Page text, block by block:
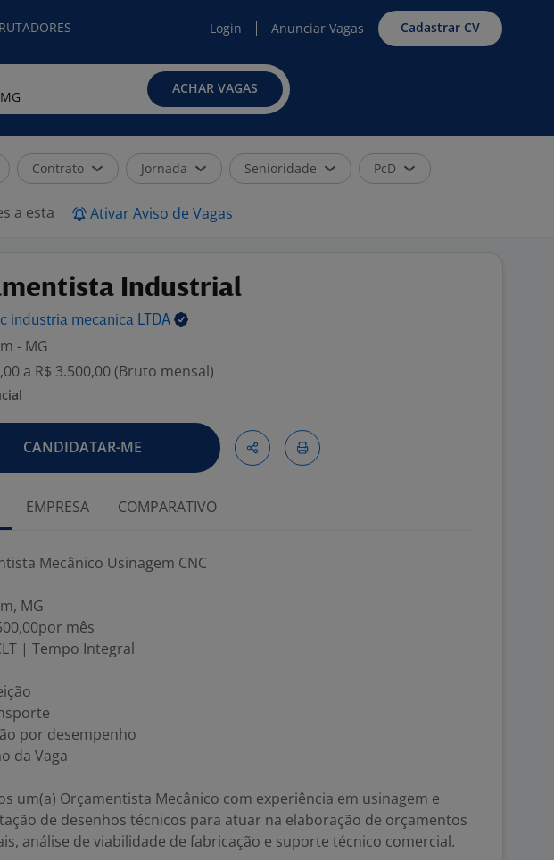
Login Anunciar Vagas Cadastrar CV
ACHAR VAGAS
Contrato Jornada Senioridade PcD
a esta Ativar Aviso de Vagas
Industrial
industria mecanica LTDA
- MG
a R$ 3.500,00 (Bruto mensal)
CANDIDATAR-ME
EMPRESA COMPARATIVO
Mecânico Usinagem CNC
MG
mês
| Tempo Integral
por desempenho
da Vaga
um(a) Orçamentista Mecânico com experiência em usinagem e
de desenhos técnicos para atuar na elaboração de orçamentos
análise de viabilidade de fabricação e suporte técnico comercial.